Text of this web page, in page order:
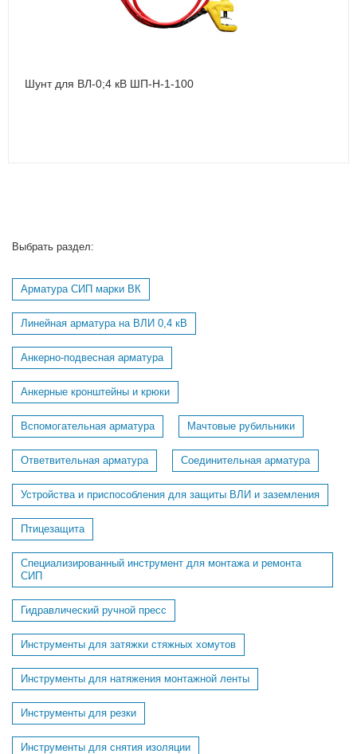
Шунт для ВЛ-0;4 кВ ШП-Н-1-100
Выбрать раздел:
Арматура СИП марки ВК
Линейная арматура на ВЛИ 0,4 кВ
Анкерно-подвесная арматура
Анкерные кронштейны и крюки
Вспомогательная арматура Мачтовые рубильники
Ответвительная арматура Соединительная арматура
Устройства и приспособления для защиты ВЛИ и заземления
Птицезащита
Специализированный инструмент для монтажа и ремонта
СИП
Гидравлический ручной пресс
Инструменты для затяжки стяжных хомутов
Инструменты для натяжения монтажной ленты
Инструменты для резки
Инструменты для снятия изоляции